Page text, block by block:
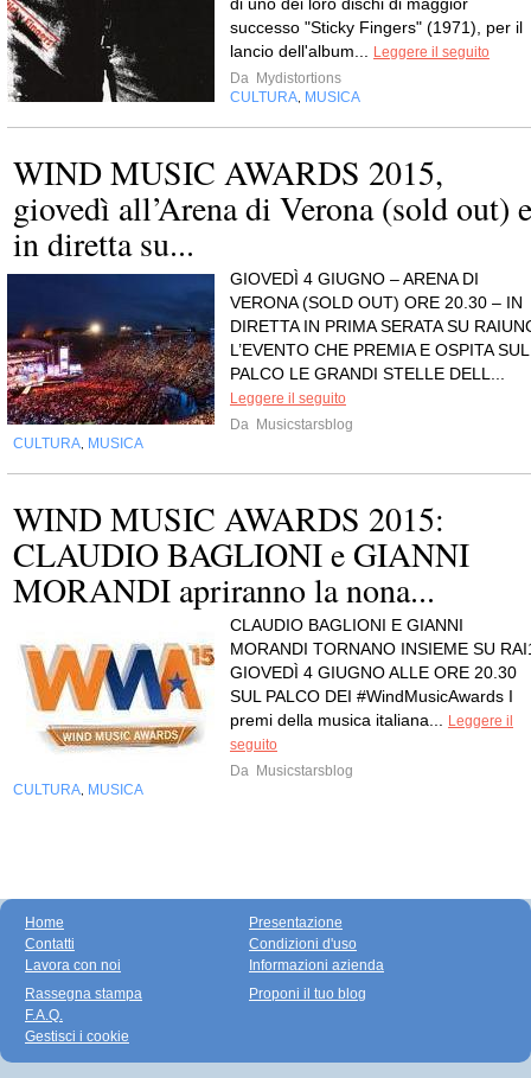
successo "Sticky Fingers" (1971), per il
lancio dell'album...
Leggere il seguito
Da Mydistortions
CULTURA MUSICA
WIND MUSIC AWARDS 2015,
giovedì all’Arena di Verona (sold out) e
in diretta su...
GIOVEDÌ 4 GIUGNO – ARENA DI
VERONA (SOLD OUT) ORE 20.30 – IN
DIRETTA IN PRIMA SERATA SU
L’EVENTO CHE PREMIA E OSPITA SUL
PALCO LE GRANDI STELLE DELL...
Leggere il seguito
Da Musicstarsblog
CULTURA MUSICA
WIND MUSIC AWARDS 2015:
CLAUDIO BAGLIONI e GIANNI
MORANDI apriranno la nona...
CLAUDIO BAGLIONI E GIANNI
MORANDI TORNANO INSIEME SU
GIOVEDÌ 4 GIUGNO ALLE ORE 20.30
SUL PALCO DEI #WindMusicAwards I
premi della musica italiana...
Leggere il
seguito
Da Musicstarsblog
CULTURA MUSICA
Home
Contatti
Lavora con noi
Presentazione
Condizioni d'uso
Informazioni azienda
Rassegna stampa
F.A.Q.
Gestisci i cookie
Proponi il tuo blog